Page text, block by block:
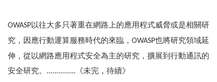
OWASP以往大多只著重在網路上的應用程式威脅或是相關研
究，因應行動運算服務時代的來臨， OWASP也將研究領域延
伸，從以網路應用程式安全為主的研究，擴展到行動通訊的
安全研究。...............《未完，待續》